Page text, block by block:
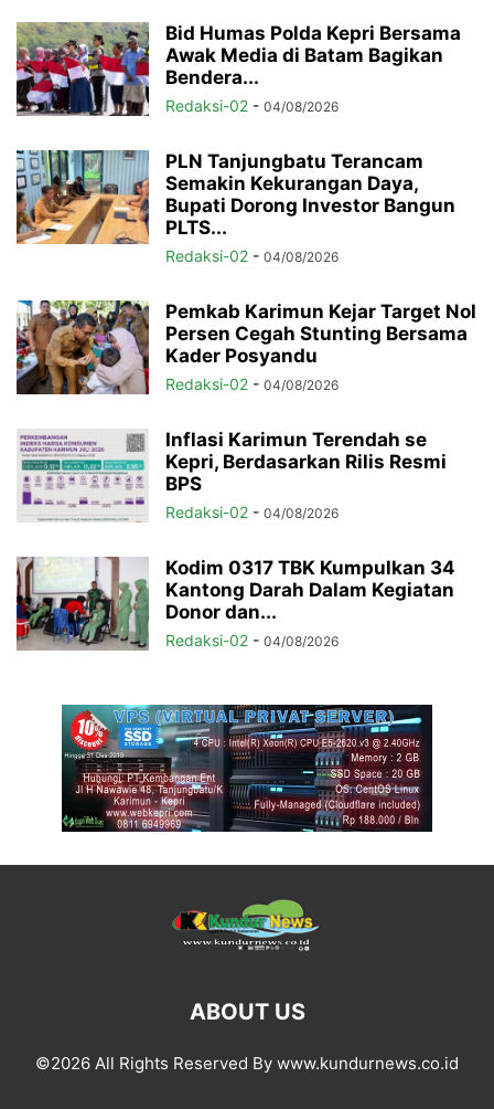
Bid Humas Polda Kepri Bersama
Awak Media di Batam Bagikan
Bendera...
Redaksi-02 - 04/08/2026
PLN Tanjungbatu Terancam
Semakin Kekurangan Daya,
Bupati Dorong Investor Bangun
PLTS...
Redaksi-02 - 04/08/2026
Pemkab Karimun Kejar Target Nol
Persen Cegah Stunting Bersama
Kader Posyandu
Redaksi-02 - 04/08/2026
Inflasi Karimun Terendah se
Kepri, Berdasarkan Rilis Resmi
BPS
Redaksi-02 - 04/08/2026
Kodim 0317 TBK Kumpulkan 34
Kantong Darah Dalam Kegiatan
Donor dan...
Redaksi-02 - 04/08/2026
ABOUT US
©2026 All Rights Reserved By www.kundurnews.co.id